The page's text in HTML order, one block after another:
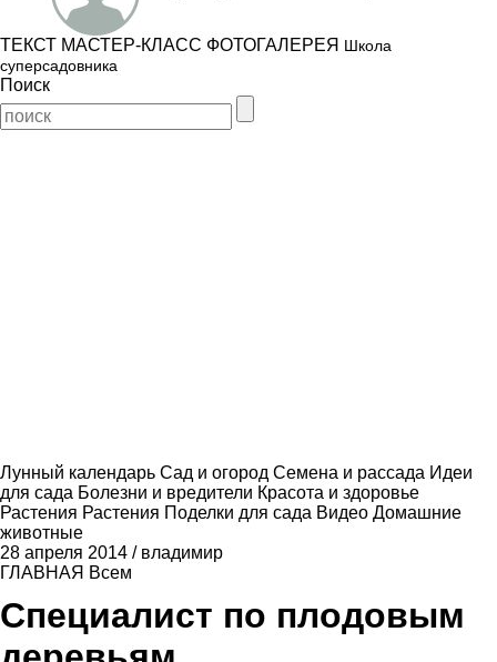
ТЕКСТ МАСТЕР-КЛАСС ФОТОГАЛЕРЕЯ Школа
суперсадовника
Поиск
Лунный календарь Сад и огород Семена и рассада Идеи
для сада Болезни и вредители Красота и здоровье
Растения Растения Поделки для сада Видео Домашние
животные
28 апреля 2014 / владимир
ГЛАВНАЯ Всем
Специалист по плодовым